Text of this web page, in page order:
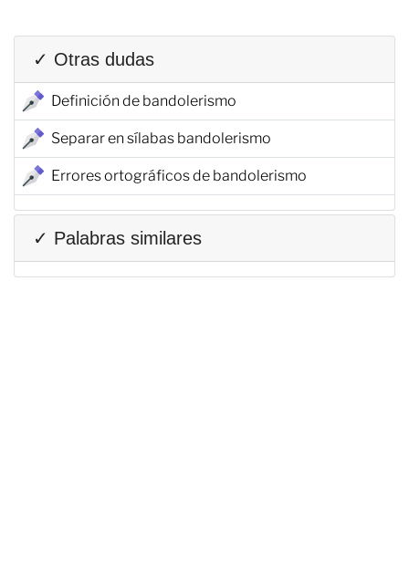
✓ Otras dudas
Definición de bandolerismo
Separar en sílabas bandolerismo
Errores ortográficos de bandolerismo
✓ Palabras similares